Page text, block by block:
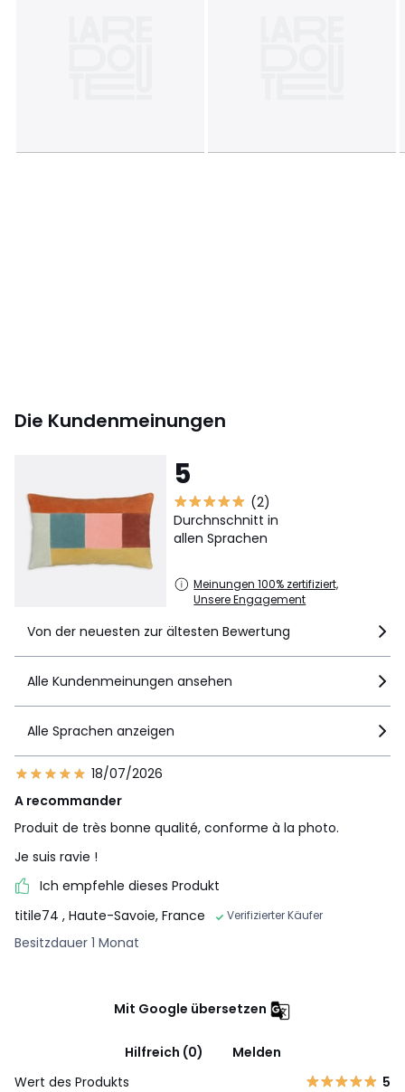
Die Kundenmeinungen
5
(2)
Durchnschnitt in
allen Sprachen
Meinungen 100% zertifiziert,
Unsere Engagement
Von der neuesten zur ältesten Bewertung
Alle Kundenmeinungen ansehen
Alle Sprachen anzeigen
18/07/2026
A recommander
Produit de très bonne qualité, conforme à la photo.
Je suis ravie !
Ich empfehle dieses Produkt
titile74 , Haute-Savoie, France Verifizierter Käufer
Besitzdauer 1 Monat
Mit Google übersetzen
Hilfreich (0)
Melden
Wert des Produkts
5